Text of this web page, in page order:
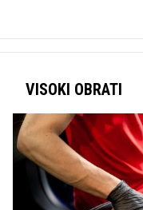
VISOKI OBRATI